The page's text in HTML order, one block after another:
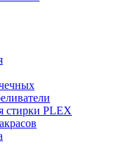
стирки PLEX